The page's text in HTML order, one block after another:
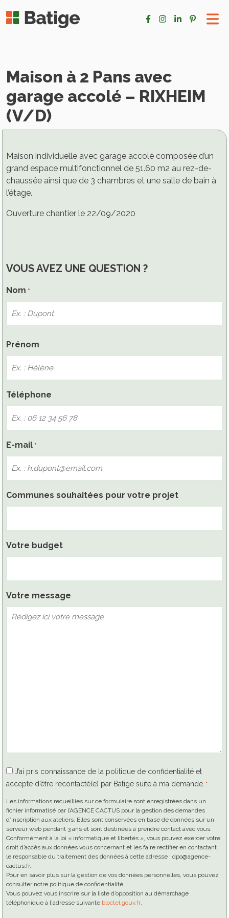
Maison à 2 Pans avec
garage accolé – RIXHEIM
(V/D)
Maison individuelle avec garage accolé composée d’un
grand espace multifonctionnel de 51.60 m2 au rez-de-
chaussée ainsi que de 3 chambres et une salle de bain à
l’étage.
Ouverture chantier le 22/09/2020
VOUS AVEZ UNE QUESTION ?
Nom *
Prénom
Téléphone
E-mail *
Communes souhaitées pour votre projet
Votre budget
Votre message
RGPD
*
J’ai pris connaissance de la politique de confidentialité et
accepte d’être recontacté(e) par Batige suite à ma demande. *
Les informations recueillies sur ce formulaire sont enregistrées dans un
fichier informatisé par l’AGENCE CACTUS pour la gestion des demandes
d’inscription aux ateliers. Elles sont conservées en base de données sur un
serveur web pendant 3 ans et sont destinées à prendre contact avec vous.
Conformément à la loi « informatique et libertés », vous pouvez exercer votre
droit d’accès aux données vous concernant et les faire rectifier en contactant
le responsable du traitement des données à cette adresse : dpo@agence-
cactus.fr.
Pour en savoir plus sur la gestion de vos données personnelles, vous pouvez
consulter notre politique de confidentialité.
Vous pouvez vous inscrire sur la liste d’opposition au démarchage
téléphonique à l'adresse suivante bloctel.gouv.fr.